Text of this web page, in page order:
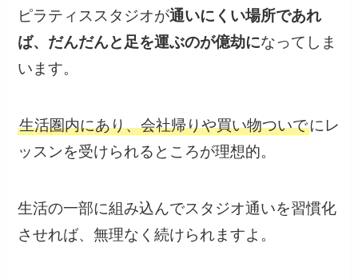
ピラティススタジオが通いにくい場所であれ
ば、だんだんと足を運ぶのが億劫になってしま
います。
生活圏内にあり、会社帰りや買い物ついでにレ
ッスンを受けられるところが理想的。
生活の一部に組み込んでスタジオ通いを習慣化
させれば、無理なく続けられますよ。